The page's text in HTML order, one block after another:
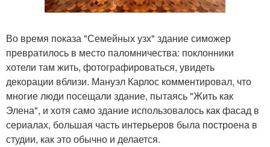
Во время показа "Семейных узх" здание симожер
превратилось в место паломничества: поклонники
хотели там жить, фотографироваться, увидеть
декорации вблизи. Мануэл Карлос комментировал, что
многие люди посещали здание, пытаясь "Жить как
Элена", и хотя само здание использовалось как фасад в
сериалах, большая часть интерьеров была построена в
студии, как это обычно и делается.